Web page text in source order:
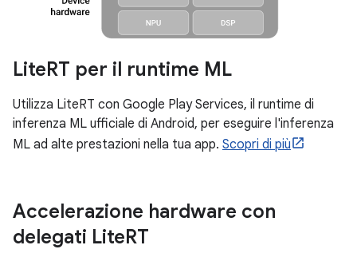
LiteRT per il runtime ML
Utilizza LiteRT con Google Play Services, il runtime di
inferenza ML ufficiale di Android, per eseguire l'inferenza
ML ad alte prestazioni nella tua app. Scopri di più
Accelerazione hardware con
delegati LiteRT